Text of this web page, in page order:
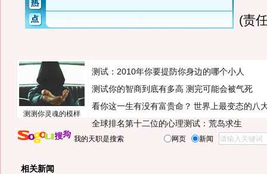
(责
测测你灵魂的模样
测试：2010年你要提防你身边的哪个小人
测试你的智商到底有多高 测完可能会被气死
看你这一生有没有富贵命？ 世界上最变态的八
全球排名第十二位的心理测试：荒岛求生
我的天职是搜索 网页 新闻
相关新闻